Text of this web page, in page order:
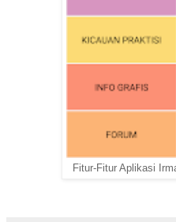
Fitur-Fitur Aplikasi